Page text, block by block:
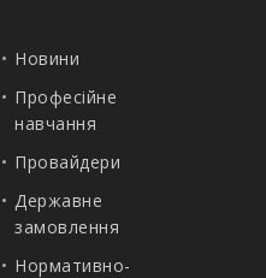
Новини
Професійне
навчання
Провайдери
Державне
замовлення
Нормативно-